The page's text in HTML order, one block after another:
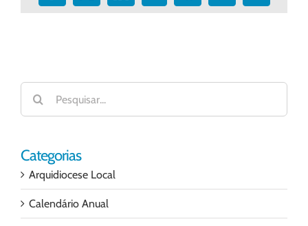
Buscar
resultados
para:
Categorias
Arquidiocese Local
Calendário Anual